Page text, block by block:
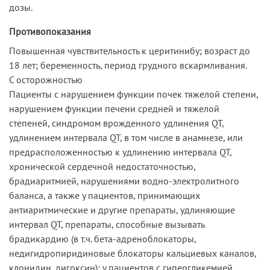
дозы.
Противопоказания
Повышенная чувствительность к церитинибу; возраст до
18 лет; беременность, период грудного вскармливания.
С осторожностью
Пациенты с нарушением функции почек тяжелой степени,
нарушением функции печени средней и тяжелой
степеней, синдромом врожденного удлинения QT,
удлинением интервала QT, в том числе в анамнезе, или
предрасположенностью к удлинению интервала QT,
хронической сердечной недостаточностью,
брадиаритмией, нарушениями водно-электролитного
баланса, а также у пациентов, принимающих
антиаритмические и другие препараты, удлиняющие
интервал QT, препараты, способные вызывать
брадикардию (в т.ч. бета-адреноблокаторы,
недигидропиридиновые блокаторы кальциевых каналов,
клонидин, дигоксин); у пациентов с гипергликемией,